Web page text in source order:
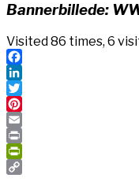
Bannerbillede:
Visited 86 times, 6
Facebook
LinkedIn
Twitter
Pinterest
Email
Print
PrintFriendly